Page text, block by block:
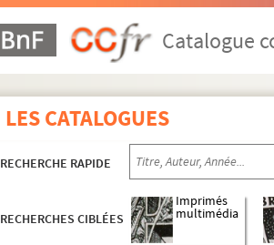
Catalogue
LES CATALOGUES
RECHERCHE RAPIDE
RECHERCHES CIBLÉES
Imprimés
multimédia